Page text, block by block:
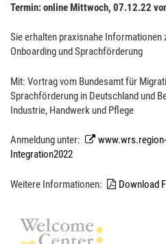
Termin: online Mittwoch, 07.12.22
Sie erhalten praxisnahe Informationen
Onboarding und Sprachförderung
Mit: Vortrag vom Bundesamt für
Sprachförderung in Deutschland und
Industrie, Handwerk und Pflege
Anmeldung unter:
Integration2022
Weitere Informationen: Download